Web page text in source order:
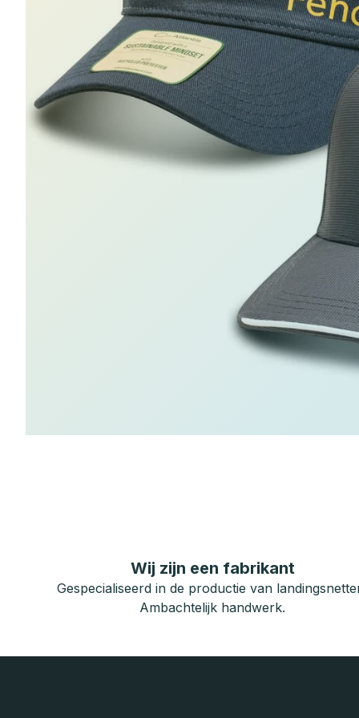
Wij zijn een fabrikant
Gespecialiseerd in de productie van
Ambachtelijk handwerk.